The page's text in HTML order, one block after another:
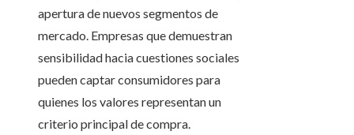
apertura de nuevos segmentos de
mercado. Empresas que demuestran
sensibilidad hacia cuestiones sociales
pueden captar consumidores para
quienes los valores representan un
criterio principal de compra.